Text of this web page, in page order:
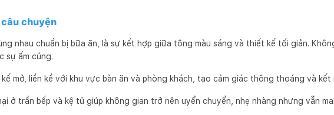
chuyện
nhau chuẩn bị bữa ăn, là sự kết hợp giữa tông màu sáng và thiết kế tối giản.
sự ấm cúng.
mở, liền kề với khu vực bàn ăn và phòng khách, tạo cảm giác thông thoáng và kết
ở trần bếp và kệ tủ giúp không gian trở nên uyển chuyển, nhẹ nhàng nhưng vẫn